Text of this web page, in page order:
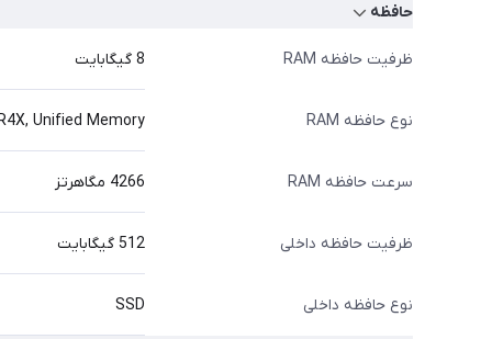
حافظه
ظرفیت حافظه RAM 8 گیگابایت
نوع حافظه RAM Unified Memory
سرعت حافظه RAM 4266 مگاهرتز
ظرفیت حافظه داخلی 512 گیگابایت
نوع حافظه داخلی SSD